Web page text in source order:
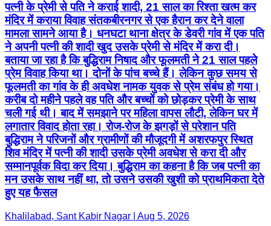
पत्नी के प्रेमी से पति ने कराई शादी, 21 साल का रिश्ता खत्म कर
मंदिर में कराया विवाह संतकबीरनगर से एक हैरान कर देने वाला
मामला सामने आया है। धनघटा थाना क्षेत्र के डेवरी गांव में एक पति
ने अपनी पत्नी की शादी खुद उसके प्रेमी से मंदिर में करा दी।
बताया जा रहा है कि बुद्धिराम निषाद और फूलमती ने 21 साल पहले
प्रेम विवाह किया था। दोनों के पांच बच्चे हैं। लेकिन कुछ समय से
फूलमती का गांव के ही अवधेश नामक युवक से प्रेम संबंध हो गया।
करीब दो महीने पहले वह पति और बच्चों को छोड़कर प्रेमी के साथ
चली गई थी। बाद में समझाने पर महिला वापस लौटी, लेकिन घर में
लगातार विवाद होता रहा। रोज-रोज के झगड़ों से परेशान पति
बुद्धिराम ने परिजनों और ग्रामीणों की मौजूदगी में अशरफपुर स्थित
शिव मंदिर में पत्नी की शादी उसके प्रेमी अवधेश से करा दी और
सम्मानपूर्वक विदा कर दिया। बुद्धिराम का कहना है कि जब पत्नी का
मन उसके साथ नहीं था, तो उसने उसकी खुशी को प्राथमिकता देते
हुए यह फैसल
Khalilabad, Sant Kabir Nagar | Aug 5, 2026